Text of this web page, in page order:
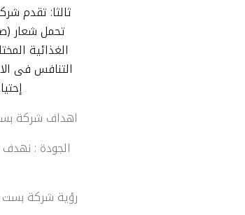
بست جرين فيرت
ثالثا: تقدم
تحمل شعار
الغذائية
التنافس فى
اهداف شركة
الجودة :
رؤية شركة